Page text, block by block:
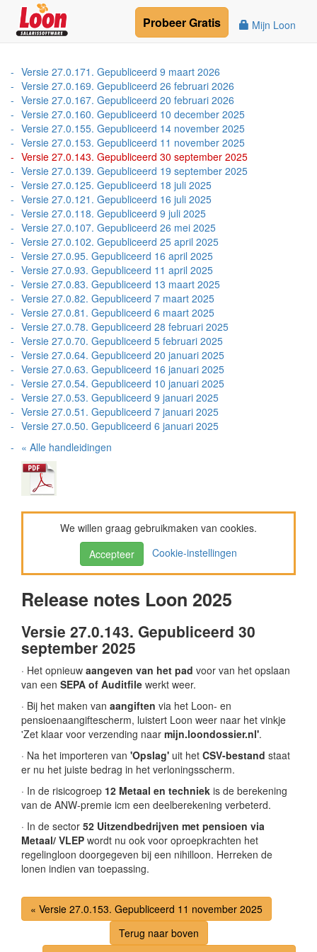
Mijn Loon
ProbeerGratis
Versie 27.0.171. Gepubliceerd 9 maart 2026
Versie 27.0.169. Gepubliceerd 26 februari 2026
Versie 27.0.167. Gepubliceerd 20 februari 2026
Versie 27.0.160. Gepubliceerd 10 december 2025
Versie 27.0.155. Gepubliceerd 14 november 2025
Versie 27.0.153. Gepubliceerd 11 november 2025
Versie 27.0.143. Gepubliceerd 30 september 2025
Versie 27.0.139. Gepubliceerd 19 september 2025
Versie 27.0.125. Gepubliceerd 18 juli 2025
Versie 27.0.121. Gepubliceerd 16 juli 2025
Versie 27.0.118. Gepubliceerd 9 juli 2025
Versie 27.0.107. Gepubliceerd 26 mei 2025
Versie 27.0.102. Gepubliceerd 25 april 2025
Versie 27.0.95. Gepubliceerd 16 april 2025
Versie 27.0.93. Gepubliceerd 11 april 2025
Versie 27.0.83. Gepubliceerd 13 maart 2025
Versie 27.0.82. Gepubliceerd 7 maart 2025
Versie 27.0.81. Gepubliceerd 6 maart 2025
Versie 27.0.78. Gepubliceerd 28 februari 2025
Versie 27.0.70. Gepubliceerd 5 februari 2025
Versie 27.0.64. Gepubliceerd 20 januari 2025
Versie 27.0.63. Gepubliceerd 16 januari 2025
Versie 27.0.54. Gepubliceerd 10 januari 2025
Versie 27.0.53. Gepubliceerd 9 januari 2025
Versie 27.0.51. Gepubliceerd 7 januari 2025
Versie 27.0.50. Gepubliceerd 6 januari 2025
« Alle handleidingen
We willen graag gebruikmaken van cookies.
Accepteer
Cookie-instellingen
Release notes Loon 2025
Versie 27.0.143. Gepubliceerd 30
september 2025
· Het opnieuw aangeven van het pad voor van het opslaan
van een SEPA of Auditfile werkt weer.
· Bij het maken van aangiften via het Loon- en
pensioenaangiftescherm, luistert Loon weer naar het vinkje
'Zet klaar voor verzending naar mijn.loondossier.nl'.
· Na het importeren van 'Opslag' uit het CSV-bestand staat
er nu het juiste bedrag in het verloningsscherm.
· In de risicogroep 12 Metaal en techniek is de berekening
van de ANW-premie icm een deelberekening verbeterd.
· In de sector 52 Uitzendbedrijven met pensioen via
Metaal/ VLEP wordt nu ook voor oproepkrachten het
regelingloon doorgegeven bij een nihilloon. Herreken de
lonen indien van toepassing.
« Versie 27.0.153. Gepubliceerd 11 november 2025
Terug naar boven